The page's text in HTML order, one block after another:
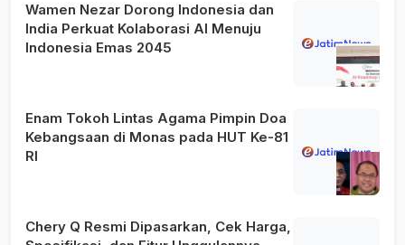
Wamen Nezar Dorong Indonesia dan
India Perkuat Kolaborasi AI Menuju
Indonesia Emas 2045
Enam Tokoh Lintas Agama Pimpin Doa
Kebangsaan di Monas pada HUT Ke-81
RI
Chery Q Resmi Dipasarkan, Cek Harga,